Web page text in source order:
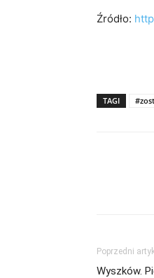
Źródło:
TAGI
Poprzedni
Wyszków.